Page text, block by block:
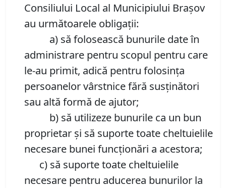
Consiliului Local al Municipiului Brașov
au următoarele obligații:
a) să folosească bunurile date în
administrare pentru scopul pentru care
le-au primit, adică pentru folosința
persoanelor vârstnice fără susținători
sau altă formă de ajutor;
b) să utilizeze bunurile ca un bun
proprietar și să suporte toate cheltuielile
necesare bunei funcționări a acestora;
c) să suporte toate cheltuielile
necesare pentru aducerea bunurilor la